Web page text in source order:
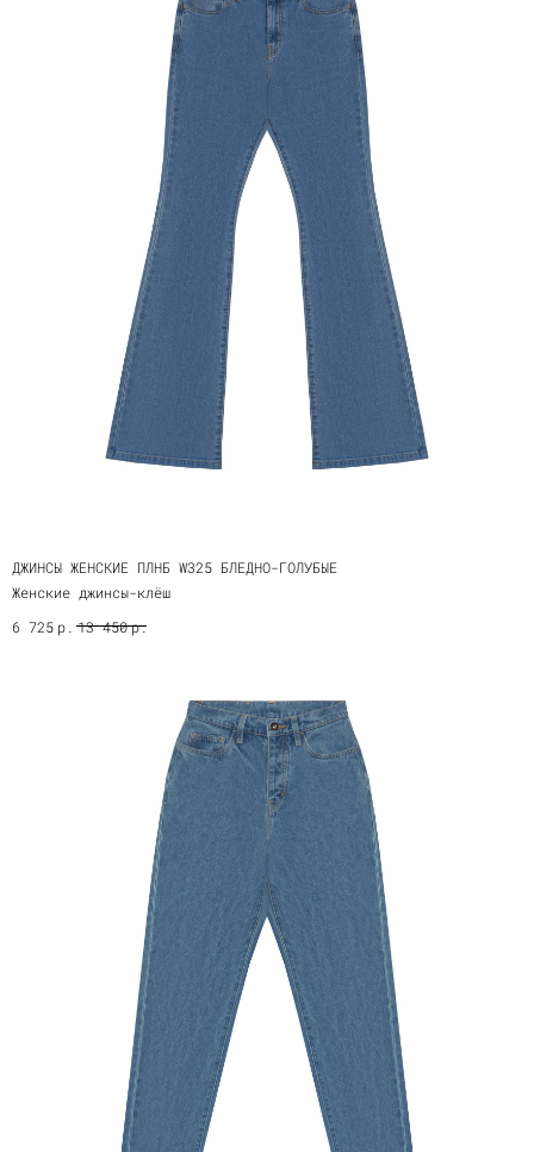
ДЖИНСЫ ЖЕНСКИЕ ПЛНБ W325 БЛЕДНО-ГОЛУБЫЕ
Женские джинсы-клёш
6 725 р. 13 450р.